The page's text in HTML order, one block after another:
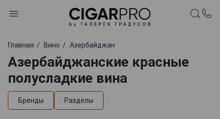
Главная Вино Азербайджан
Азербайджанские красные
полусладкие вина
Бренды Разделы